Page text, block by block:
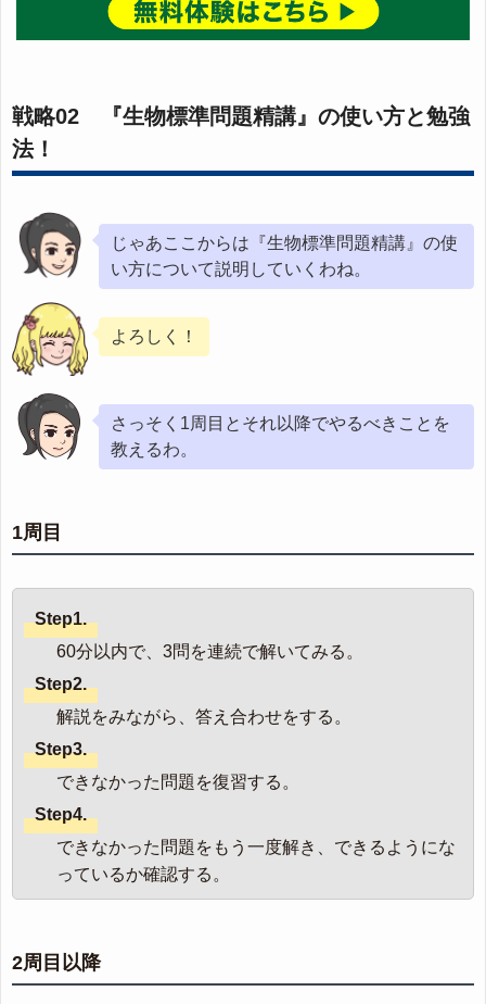
戦略02 『生物標準問題精講』の使い方と勉強
法！
じゃあここからは『生物標準問題精講』の使
い方について説明していくわね。
よろしく！
さっそく1周目とそれ以降でやるべきことを
教えるわ。
1周目
Step1.
60分以内で、3問を連続で解いてみる。
Step2.
解説をみながら、答え合わせをする。
Step3.
できなかった問題を復習する。
Step4.
できなかった問題をもう一度解き、できるようにな
っているか確認する。
2周目以降